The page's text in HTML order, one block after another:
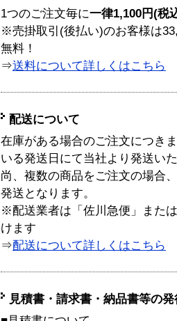
1つのご注文毎に一律1,100円(税
※売掛取引(後払い)のお客様は
無料！
⇒送料について詳しくはこちら
配送について
在庫がある場合のご注文につき
いる発送日にて当社より発送い
尚、複数の商品をご注文の場合
発送となります。
※配送業者は「佐川急便」また
けます
⇒配送について詳しくはこちら
見積書・請求書・納品書等の